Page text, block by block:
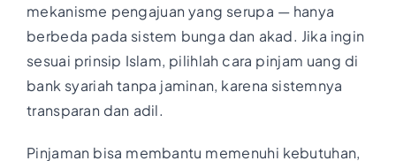
mekanisme pengajuan yang serupa — hanya
berbeda pada sistem bunga dan akad. Jika ingin
sesuai prinsip Islam, pilihlah cara pinjam uang di
bank syariah tanpa jaminan, karena sistemnya
transparan dan adil.
Pinjaman bisa membantu memenuhi kebutuhan,